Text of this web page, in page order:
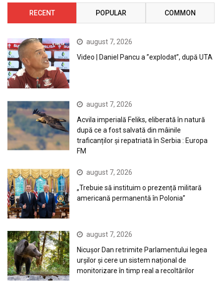
RECENT POPULAR COMMON
august 7, 2026
Video | Daniel Pancu a ”explodat”, după UTA
august 7, 2026
Acvila imperială Feliks, eliberată în natură
după ce a fost salvată din mâinile
traficanților și repatriată în Serbia : Europa
FM
august 7, 2026
„Trebuie să instituim o prezență militară
americană permanentă în Polonia”
august 7, 2026
Nicușor Dan retrimite Parlamentului legea
urșilor și cere un sistem național de
monitorizare în timp real a recoltărilor